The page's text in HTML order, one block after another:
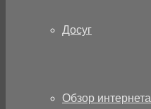
Досуг
Обзор интернета